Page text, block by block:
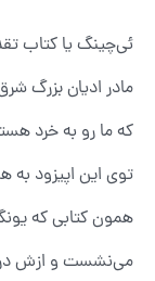
ئی‌چینگ یا کتاب
مادر ادیان بزرگ
که ما رو به خرد
توی این اپیزود
همون کتابی که
می‌نشست و ازش